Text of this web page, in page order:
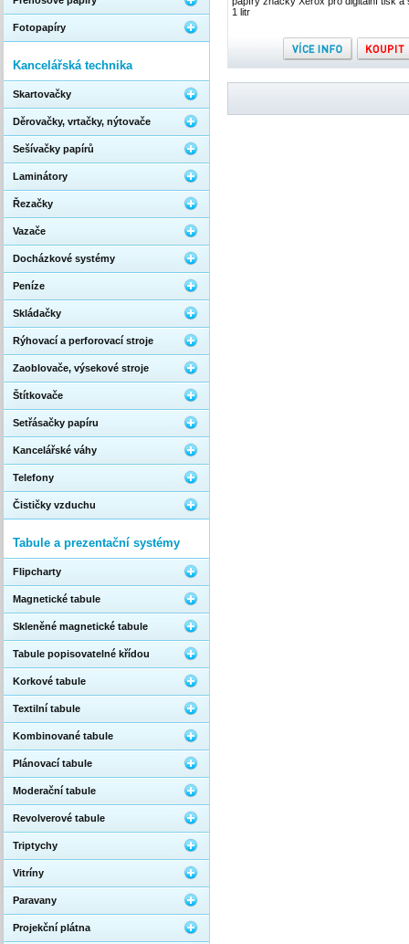
1 litr
Fotopapíry
Kancelářská technika
Skartovačky
Děrovačky, vrtačky, nýtovače
Sešívačky papírů
Laminátory
Řezačky
Vazače
Docházkové systémy
Peníze
Skládačky
Rýhovací a perforovací stroje
Zaoblovače, výsekové stroje
Štítkovače
Setřásačky papíru
Kancelářské váhy
Telefony
Čističky vzduchu
Tabule a prezentační systémy
Flipcharty
Magnetické tabule
Skleněné magnetické tabule
Tabule popisovatelné křídou
Korkové tabule
Textilní tabule
Kombinované tabule
Plánovací tabule
Moderační tabule
Revolverové tabule
Triptychy
Vitríny
Paravany
Projekční plátna